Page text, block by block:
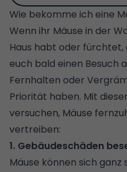
Wie bekomme ich eine
Wenn ihr Mäuse in der
Haus habt oder
euch bald einen Besuch
Fernhalten oder
Priorität haben. Mit
versuchen, Mäuse
vertreiben:
1. Gebäudeschäden
Mäuse können sich